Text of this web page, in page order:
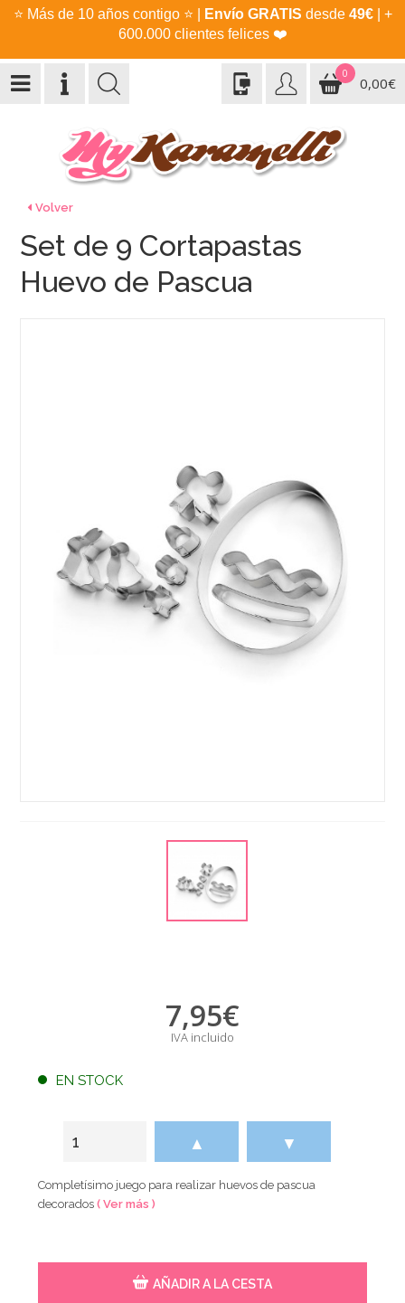
⭐ Más de 10 años contigo ⭐ Envío GRATIS desde 49€| +
600.000 clientes felices ❤️
0
0,00€
Volver
Set de 9 Cortapastas
Huevo de Pascua
7,95€
IVA incluido
EN STOCK
▲ ▼
Completísimo juego para realizar huevos de pascua
decorados( Ver más )
AÑADIR A LA CESTA